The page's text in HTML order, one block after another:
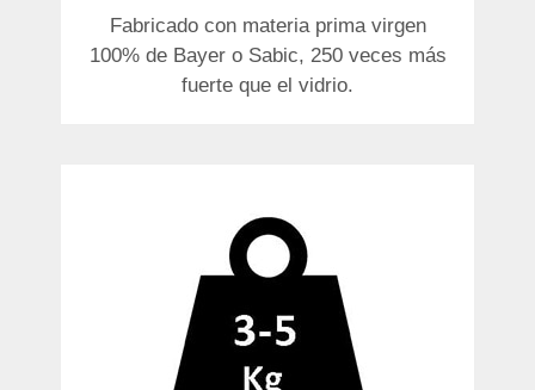
Fabricado con materia prima virgen
100% de Bayer o Sabic, 250 veces más
fuerte que el vidrio.